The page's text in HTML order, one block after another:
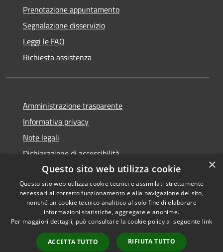
Prenotazione appuntamento
Segnalazione disservizio
Leggi le FAQ
Richiesta assistenza
Amministrazione trasparente
Informativa privacy
Note legali
Dichiarazione di accessibilità
Accessibilità
Privacy
Copyright © 2026 • Comune di
Recanati • Powered by
Municipium
Accesso
redazione
×
Questo sito web utilizza cookie
Questo sito web utilizza cookie tecnici e assimilati strettamente
necessari al corretto funzionamento e alla navigazione del sito,
nonché un cookie tecnico analitico al solo fine di elaborare
informazioni statistiche, aggregate e anonime.
Per maggiori dettagli, può consultare la cookie policy al seguente link
ACCETTA TUTTO RIFIUTA TUTTO